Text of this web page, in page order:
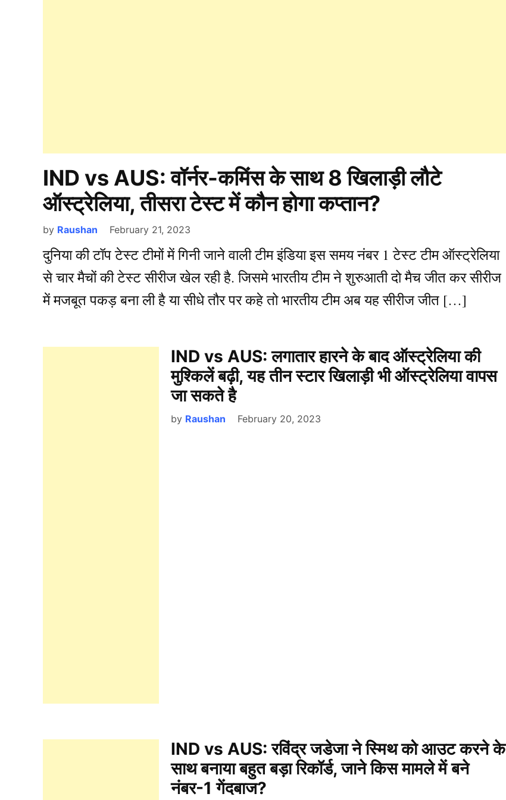
IND vs AUS: वॉर्नर-कमिंस के साथ 8 खिलाड़ी लौटे
ऑस्ट्रेलिया, तीसरा टेस्ट में कौन होगा कप्तान?
by Raushan February 21, 2023
दुनिया की टॉप टेस्ट टीमों में गिनी जाने वाली टीम इंडिया इस समय नंबर 1 टेस्ट टीम ऑस्ट्रेलिया
से चार मैचों की टेस्ट सीरीज खेल रही है. जिसमे भारतीय टीम ने शुरुआती दो मैच जीत कर सीरीज
में मजबूत पकड़ बना ली है या सीधे तौर पर कहे तो भारतीय टीम अब यह सीरीज जीत […]
IND vs AUS: लगातार हारने के बाद ऑस्ट्रेलिया की
मुश्किलें बढ़ी, यह तीन स्टार खिलाड़ी भी ऑस्ट्रेलिया वापस
जा सकते है
by Raushan February 20, 2023
IND vs AUS: रविंद्र जडेजा ने स्मिथ को आउट करने के
साथ बनाया बहुत बड़ा रिकॉर्ड, जाने किस मामले में बने
नंबर-1 गेंदबाज?